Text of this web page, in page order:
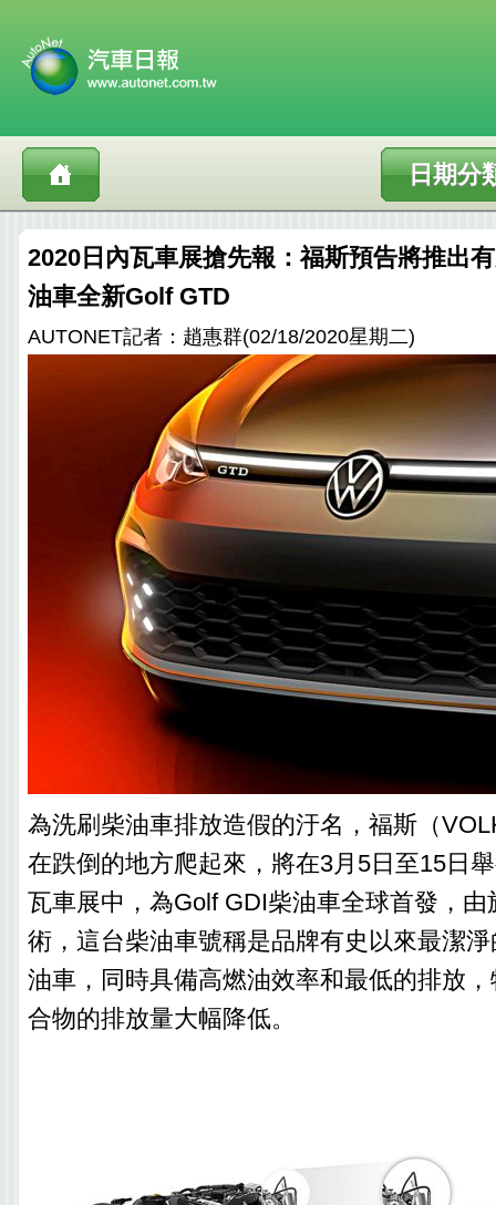
日期分
2020日內瓦車展搶先報：福斯預告將推出
油車全新Golf GTD
AUTONET記者：趙惠群(02/18/2020星期二)
為洗刷柴油車排放造假的汙名，福斯（
在跌倒的地方爬起來，將在3月5日至15日
瓦車展中，為Golf GDI柴油車全球首發，
術，這台柴油車號稱是品牌有史以來最潔
油車，同時具備高燃油效率和最低的排放
合物的排放量大幅降低。